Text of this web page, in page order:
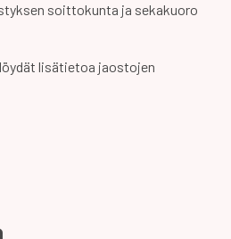
soittokunta ja sekakuoro
lisätietoa jaostojen